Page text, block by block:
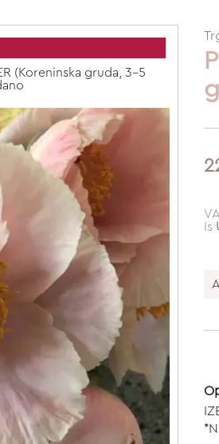
(Koreninska gruda, 3-5
Is